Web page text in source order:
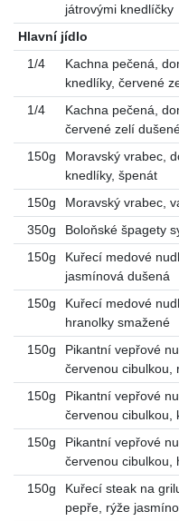
játrovými knedlíčky
Hlavní jídlo
1/4
Kachna pečená,
knedlíky, červené
1/4
Kachna pečená,
červené zelí
150g
Moravský vrabec,
knedlíky, špenát
150g Moravský vrabec,
350g
Boloňské špagety
150g
Kuřecí medové
jasmínová dušená
150g
Kuřecí medové
hranolky smažené
150g
Pikantní vepřové
červenou cibulkou,
150g
Pikantní vepřové
červenou cibulkou,
150g
Pikantní vepřové
červenou cibulkou,
150g
Kuřecí steak na
pepře, rýže